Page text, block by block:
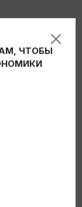
и
Facebook.
ЧТОБЫ